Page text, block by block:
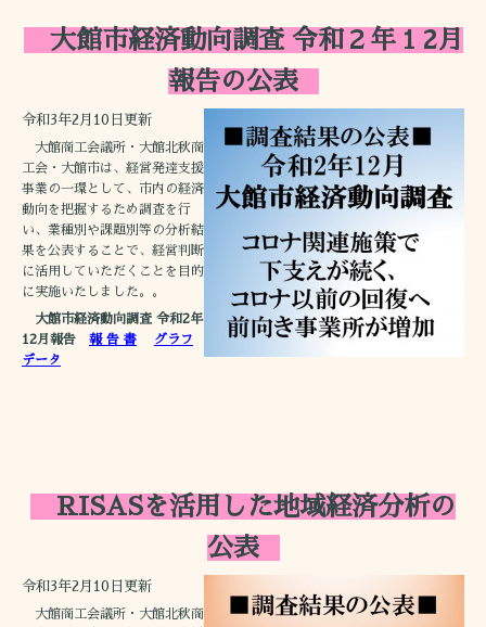
大館市経済動向調査 令和２年１2月
報告の公表
令和3年2月10日更新
大館商工会議所・大館北秋商
工会・大館市は、経営発達支援
事業の一環として、市内の経済
動向を把握するため調査を行
い、業種別や課題別等の分析結
果を公表することで、経営判断
に活用していただくことを目的
に実施いたしました。。
大館市経済動向調査 令和2年
12月報告
報 告 書
グラフ
データ
RISASを活用した地域経済分析の
公表
令和3年2月10日更新
大館商工会議所・大館北秋商